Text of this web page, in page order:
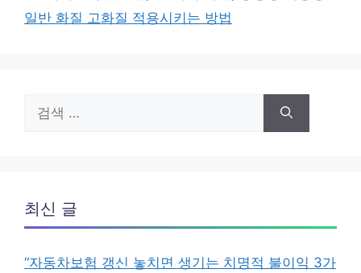
일반 화질 고화질 적용시키는 방법
색:
최신 글
“자동차보험 갱신 놓치면 생기는 치명적 불이익 3가